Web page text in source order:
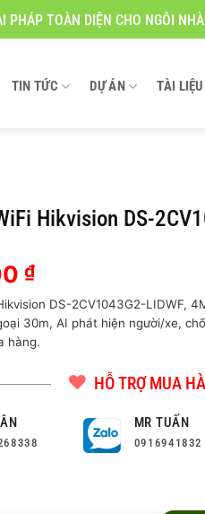
PHÁP TOÀN DIỆN CHO NGÔI
TIN TỨC DỰ ÁN TÀI
Hikvision DS-
₫
DS-2CV1043G2-LIDWF,
30m, AI phát hiện người/xe,
hàng.
HỖ TRỢ MUA
MR TUẤN
0916941832
DS-2CV1043G2-LIDWF